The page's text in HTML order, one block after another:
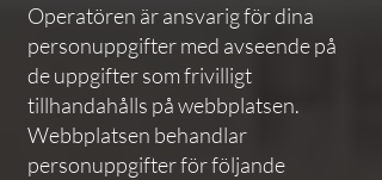
Operatören är ansvarig för dina
personuppgifter med avseende på
de uppgifter som frivilligt
tillhandahålls på webbplatsen.
Webbplatsen behandlar
personuppgifter för följande